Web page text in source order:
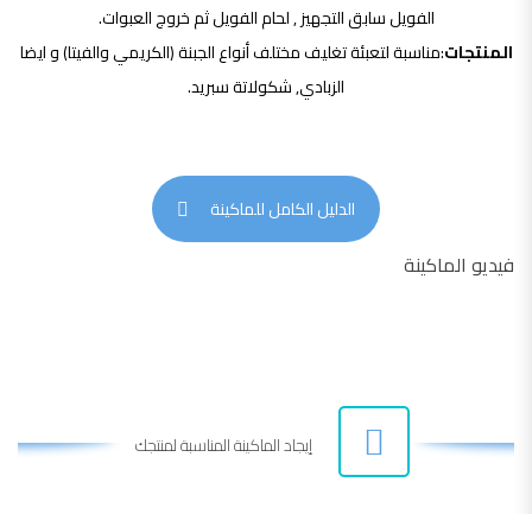
الفويل سابق التجهيز , لحام الفويل ثم خروج العبوات.
المنتجات:مناسبة لتعبئة تغليف مختلف أنواع الجبنة (الكريمي والفيتا) و ايضا
الزبادي, شكولاتة سبريد.
الدليل الكامل للماكينة
فيديو الماكينة
إيجاد الماكينة المناسبة لمنتجك